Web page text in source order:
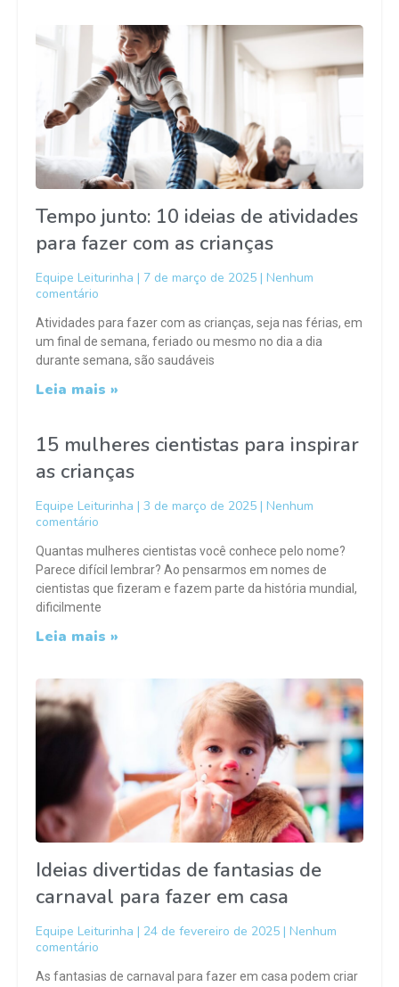
Tempo junto: 10 ideias de atividades
para fazer com as crianças
Equipe Leiturinha 7 de março de 2025
Nenhum
comentário
Atividades para fazer com as crianças, seja nas férias, em
um final de semana, feriado ou mesmo no dia a dia
durante semana, são saudáveis
Leia mais »
15 mulheres cientistas para inspirar
as crianças
Equipe Leiturinha 3 de março de 2025
Nenhum
comentário
Quantas mulheres cientistas você conhece pelo nome?
Parece difícil lembrar? Ao pensarmos em nomes de
cientistas que fizeram e fazem parte da história mundial,
dificilmente
Leia mais »
Ideias divertidas de fantasias de
carnaval para fazer em casa
Equipe Leiturinha 24 de fevereiro de 2025
Nenhum
comentário
As fantasias de carnaval para fazer em casa podem criar